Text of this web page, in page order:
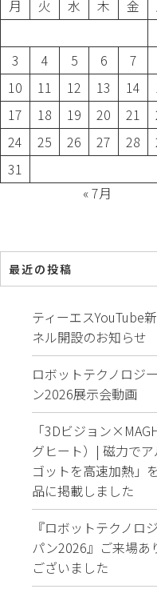
月 火 水 木 金
3
4 5 6 7
10
11 12 13 14
17
18 19 20 21
24
25 26 27 28
31
« 7月
最近の投稿
ティーエスYouTube
ネル開設のお知らせ
ロボットテクノロジ
ン2026展示会動画
「3Dビジョン
グヒート）| 磁力で
ゴットを高速加熱」
品に掲載しました
『ロボットテクノロ
パン2026』ご来場あ
ございました